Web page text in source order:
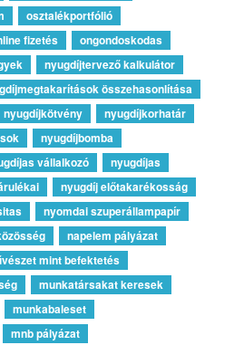
osztalékportfólió
fizetés
ongondoskodas
nyugdíjtervező kalkulátor
összehasonlítása
nyugdíjkötvény
nyugdíjkorhatár
nyugdíjbomba
vállalkozó
nyugdíjas
nyugdíj előtakarékosság
nyomdai szuperállampapír
napelem pályázat
mint befektetés
munkatársakat keresek
munkabaleset
mnb pályázat